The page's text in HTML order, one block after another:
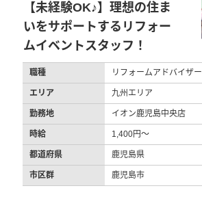
【未経験OK♪】理想の住ま
いをサポートするリフォー
ムイベントスタッフ！
職種 リフォームアドバイザー
エリア 九州エリア
勤務地 イオン鹿児島中央店
時給 1,400円～
都道府県 鹿児島県
市区群 鹿児島市